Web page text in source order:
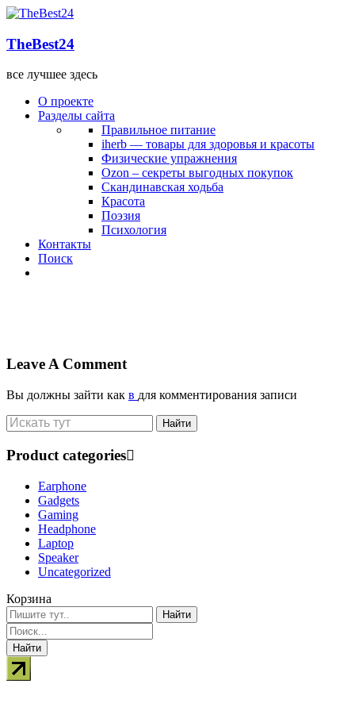
TheBest24
все лучшее здесь
О проекте
Разделы сайта
Правильное питание
iherb — товары для здоровья и красоты
Физические упражнения
Ozon – секреты выгодных покупок
Скандинавская ходьба
Красота
Поэзия
Психология
Контакты
Поиск
Leave A Comment
Вы должны зайти как в для комментирования записи
Product categories
Earphone
Gadgets
Gaming
Headphone
Laptop
Speaker
Uncategorized
Корзина